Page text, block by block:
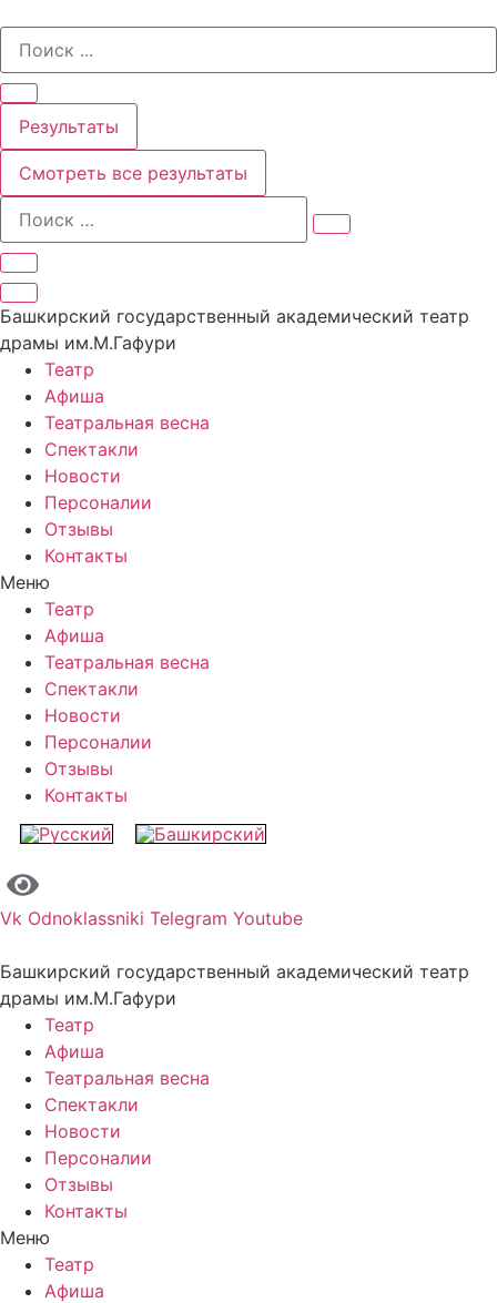
содержимому
Search
Результаты
Смотреть все результаты
Башкирский государственный академический театр
драмы им.М.Гафури
Театр
Афиша
Театральная весна
Спектакли
Новости
Персоналии
Отзывы
Контакты
Меню
Театр
Афиша
Театральная весна
Спектакли
Новости
Персоналии
Отзывы
Контакты
Vk Odnoklassniki Telegram Youtube
Башкирский государственный академический театр
драмы им.М.Гафури
Театр
Афиша
Театральная весна
Спектакли
Новости
Персоналии
Отзывы
Контакты
Меню
Театр
Афиша